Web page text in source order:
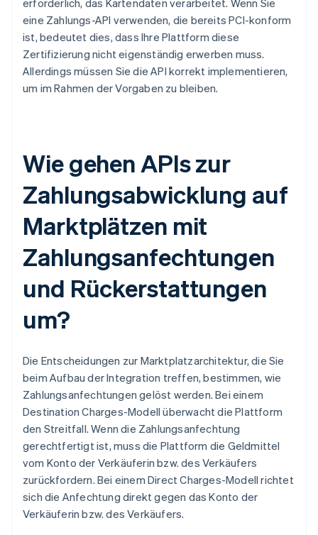
erforderlich, das Kartendaten verarbeitet. Wenn Sie
eine Zahlungs-API verwenden, die bereits PCI-konform
ist, bedeutet dies, dass Ihre Plattform diese
Zertifizierung nicht eigenständig erwerben muss.
Allerdings müssen Sie die API korrekt implementieren,
um im Rahmen der Vorgaben zu bleiben.
Wie gehen APIs zur
Zahlungsabwicklung auf
Marktplätzen mit
Zahlungsanfechtungen
und Rückerstattungen
um?
Die Entscheidungen zur Marktplatzarchitektur, die Sie
beim Aufbau der Integration treffen, bestimmen, wie
Zahlungsanfechtungen gelöst werden. Bei einem
Destination Charges-Modell überwacht die Plattform
den Streitfall. Wenn die Zahlungsanfechtung
gerechtfertigt ist, muss die Plattform die Geldmittel
vom Konto der Verkäuferin bzw. des Verkäufers
zurückfordern. Bei einem Direct Charges-Modell richtet
sich die Anfechtung direkt gegen das Konto der
Verkäuferin bzw. des Verkäufers.